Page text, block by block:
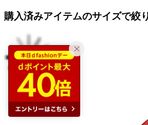
購入済みアイテムのサイズで絞